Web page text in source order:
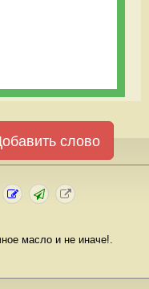
слово
масло и не иначе!.